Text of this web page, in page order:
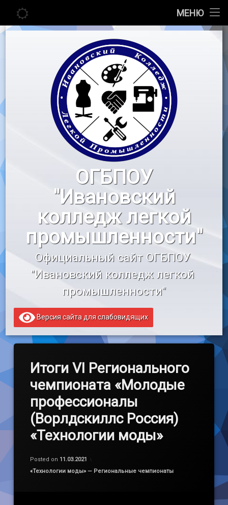
МЕНЮ
Главная
Педагогу
Воспитательная работа
«Профессионалы»
«Профессионалитет»
Образовательный кредит
Перейти
ОГБПОУ
"Ивановский
колледж легкой
промышленности"
Официальный сайт ОГБПОУ
"Ивановский колледж легкой
промышленности"
Версия сайта для слабовидящих
Итоги VI Регионального
чемпионата «Молодые
профессионалы
(Ворлдскиллс Россия)
«Технологии моды»
Posted on 11.03.2021
Категории:
«Технологии моды» — Региональные чемпионаты